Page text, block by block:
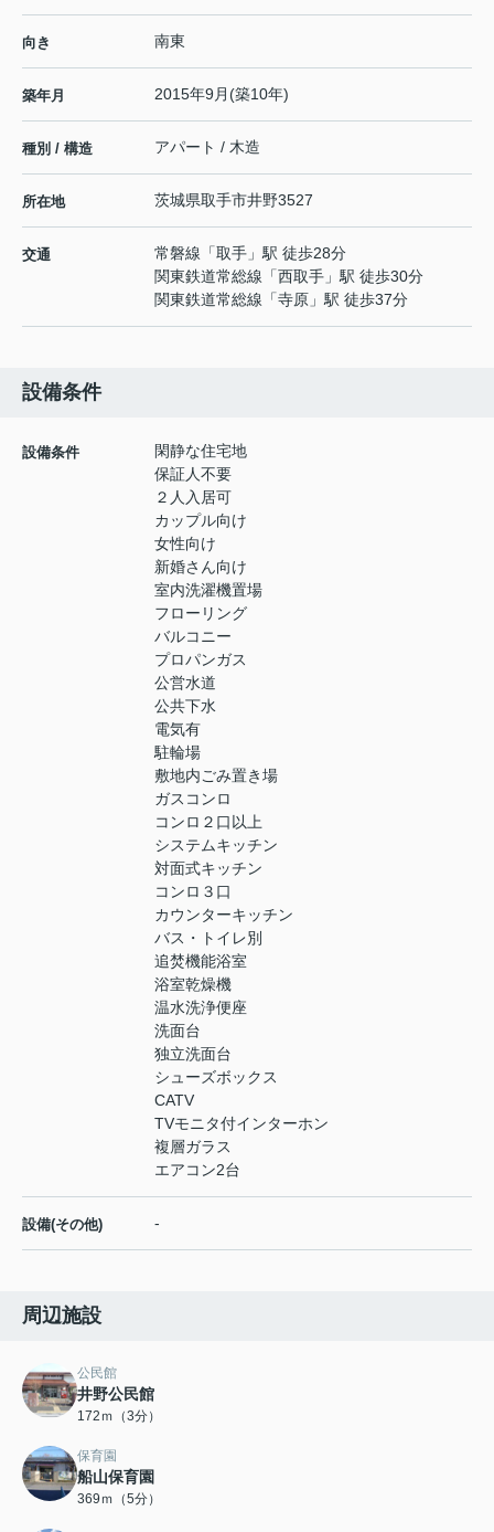
向き 南東
築年月 2015年9月(築10年)
種別 / 構造 アパート / 木造
所在地 茨城県取手市井野3527
交通 常磐線 「取手 」駅 徒歩28分
関東鉄道常総線 「西取手 」駅 徒歩30分
関東鉄道常総線 「寺原 」駅 徒歩37分
設備条件
設備条件
閑静な住宅地
保証人不要
２人入居可
カップル向け
女性向け
新婚さん向け
室内洗濯機置場
フローリング
バルコニー
プロパンガス
公営水道
公共下水
電気有
駐輪場
敷地内ごみ置き場
ガスコンロ
コンロ２口以上
システムキッチン
対面式キッチン
コンロ３口
カウンターキッチン
バス・トイレ別
追焚機能浴室
浴室乾燥機
温水洗浄便座
洗面台
独立洗面台
シューズボックス
CATV
TVモニタ付インターホン
複層ガラス
エアコン2台
設備(その他) -
周辺施設
公民館
井野公民館
172ｍ（3分）
保育園
船山保育園
369ｍ（5分）